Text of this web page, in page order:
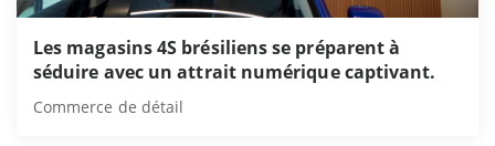
Les magasins 4S brésiliens se préparent à
séduire avec un attrait numérique captivant.
Commerce de détail